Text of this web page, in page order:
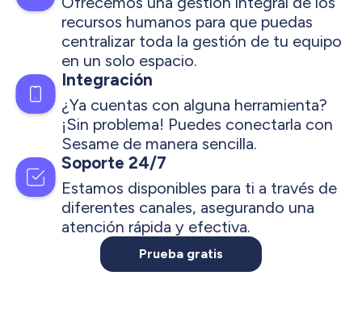
recursos humanos para que puedas
centralizar toda la gestión de tu equipo
en un solo espacio.
Integración
¿Ya cuentas con alguna herramienta?
¡Sin problema! Puedes conectarla con
Sesame de manera sencilla.
Soporte 24/7
Estamos disponibles para ti a través de
diferentes canales, asegurando una
atención rápida y efectiva.
Prueba gratis